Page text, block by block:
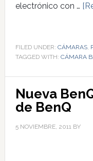
electrónico con …
FILED UNDER: CÁMARAS,
TAGGED WITH: CÁMARA
Nueva
de BenQ
5 NOVIEMBRE, 2011BY